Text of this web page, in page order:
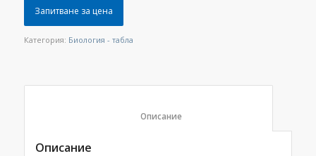
Запитване за цена
Категория: Биология - табла
						Описание
Описание